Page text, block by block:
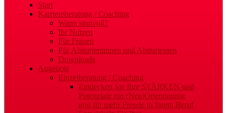
Start
Karriereberatung / Coaching
Wann sinnvoll?
Ihr Nutzen
Für Frauen
Für Abiturientinnen und Abiturienten
Downloads
Angebote
Einzelberatung / Coaching
Entdecken Sie Ihre STÄRKEN und
Potenziale zur (Neu)Orientierung
und für mehr Freude in Ihrem Beruf